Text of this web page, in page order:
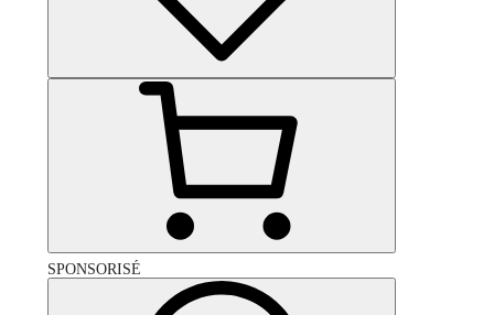
SPONSORISÉ